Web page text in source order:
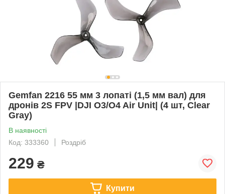
Gemfan 2216 55 мм 3 лопаті (1,5 мм вал) для
дронів 2S FPV |DJI O3/O4 Air Unit| (4 шт, Clear
Gray)
В наявності
Код: 333360
Роздріб
229 ₴
Купити